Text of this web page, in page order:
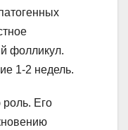
фолликул.
1-2 недель.
роль. Его